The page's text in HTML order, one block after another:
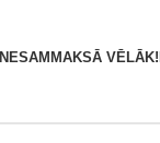
MAKSĀ VĒLĀK!